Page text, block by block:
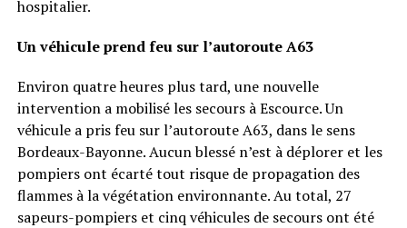
hospitalier.
Un véhicule prend feu sur l’autoroute A63
Environ quatre heures plus tard, une nouvelle
intervention a mobilisé les secours à Escource. Un
véhicule a pris feu sur l’autoroute A63, dans le sens
Bordeaux-Bayonne. Aucun blessé n’est à déplorer et les
pompiers ont écarté tout risque de propagation des
flammes à la végétation environnante. Au total, 27
sapeurs-pompiers et cinq véhicules de secours ont été